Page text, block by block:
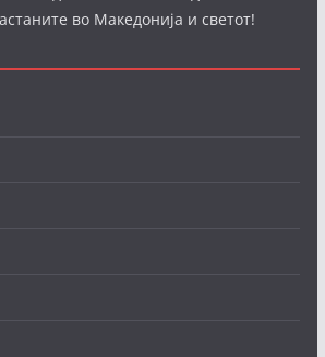
во Македонија и светот!